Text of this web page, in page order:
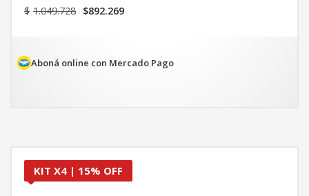
$ 1.049.728 El
$1.049.728.
$892.269El
$892.269.
Aboná online con Mercado Pago
KIT X4 | 15% OFF